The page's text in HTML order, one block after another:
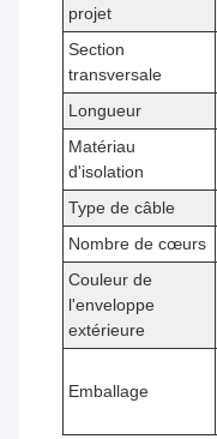
projet
Section
transversale
Longueur
Matériau
d'isolation
Type de câble
Nombre de cœurs
Couleur de
l'enveloppe
extérieure
Emballage